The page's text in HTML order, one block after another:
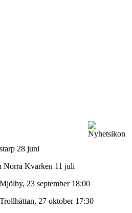
28 juni
Norra Kvarken 11 juli
23 september 18:00
27 oktober 17:30